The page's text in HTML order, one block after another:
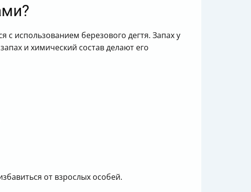
использованием березового дегтя. Запах у
и химический состав делают его
от взрослых особей.